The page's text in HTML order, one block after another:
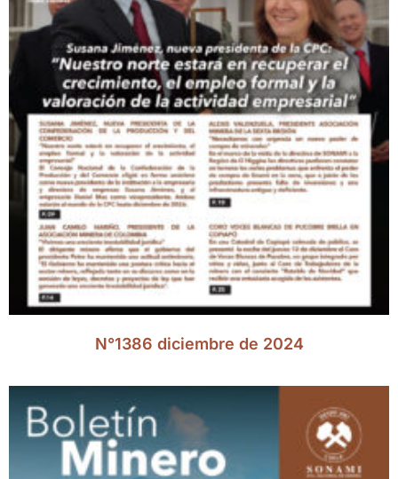
N°1386 diciembre de 2024